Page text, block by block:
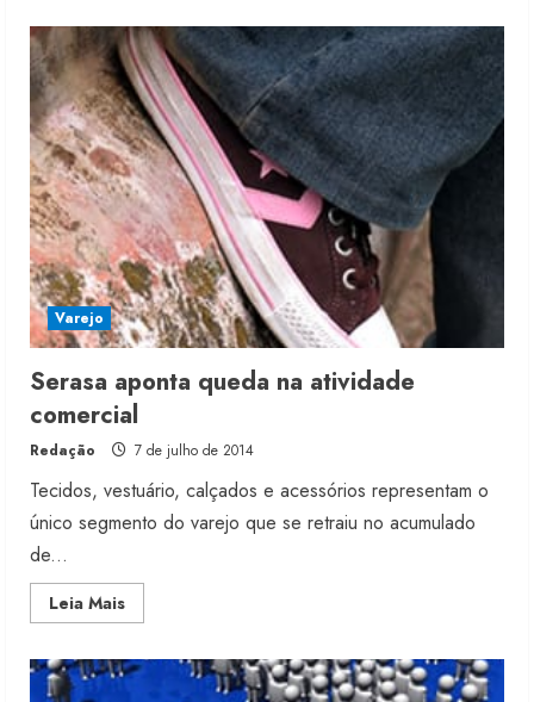
investe
em
sistema
antifraude
Varejo
Serasa aponta queda na atividade
comercial
Redação 7 de julho de 2014
Tecidos, vestuário, calçados e acessórios representam o
único segmento do varejo que se retraiu no acumulado
de...
Leia MaisRead
more
aponta
queda